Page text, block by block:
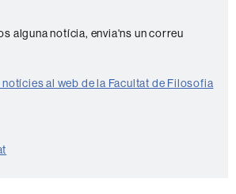
alguna notícia, envia'ns un correu
al web de la Facultat de Filosofia